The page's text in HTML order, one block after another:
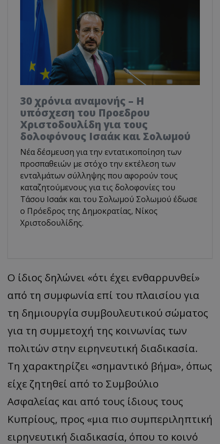
30 χρόνια αναμονής – Η
υπόσχεση του Προεδρου
Χριστοδουλίδη για τους
δολοφόνους Ισαάκ και Σολωμού
Νέα δέσμευση για την εντατικοποίηση των
προσπαθειών με στόχο την εκτέλεση των
ενταλμάτων σύλληψης που αφορούν τους
καταζητούμενους για τις δολοφονίες του
Τάσου Ισαάκ και του Σολωμού Σολωμού έδωσε
ο Πρόεδρος της Δημοκρατίας, Νίκος
Χριστοδουλίδης.
Ο ίδιος δηλώνει «ότι έχει ενθαρρυνθεί»
από τη συμφωνία επί του πλαισίου για
τη δημιουργία συμβουλευτικού σώματος
για τη συμμετοχή της κοινωνίας των
πολιτών στην ειρηνευτική διαδικασία.
Τη χαρακτηρίζει «σημαντικό βήμα», όπως
είχε ζητηθεί από το Συμβούλιο
Ασφαλείας και από τους ίδιους τους
Κυπρίους, προς «μια πιο συμπεριληπτική
ειρηνευτική διαδικασία, όπου το κοινό